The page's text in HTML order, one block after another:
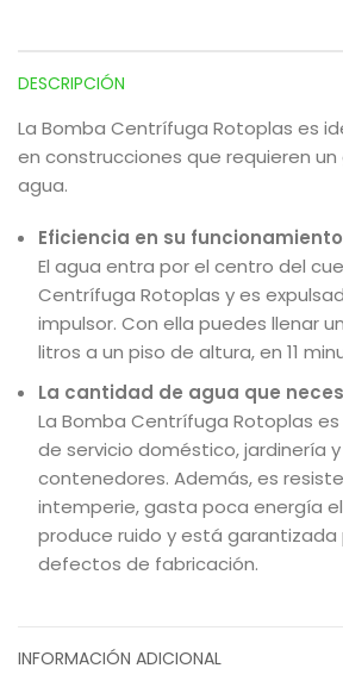
DESCRIPCIÓN
La Bomba Centrífuga Rotoplas es
en construcciones que requieren
agua.
Eficiencia en su funcionamiento
El agua entra por el centro del
Centrífuga Rotoplas y es
impulsor. Con ella puedes llenar
litros a un piso de altura, en 11
La cantidad de agua que
La Bomba Centrífuga Rotoplas
de servicio doméstico, jardinería
contenedores. Además, es
intemperie, gasta poca energía
produce ruido y está garantizada
defectos de fabricación.
INFORMACIÓN ADICIONAL